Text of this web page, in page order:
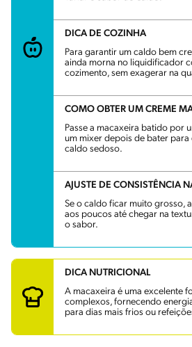
DICA DE COZINHA
Para garantir um caldo bem
ainda morna no liquidificador
cozimento, sem exagerar na
COMO OBTER UM CREME
Passe a macaxeira batido por
um mixer depois de bater
caldo sedoso.
AJUSTE DE CONSISTÊNCIA
Se o caldo ficar muito grosso,
aos poucos até chegar na
o sabor.
DICA NUTRICIONAL
A macaxeira é uma excelente
complexos, fornecendo
para dias mais frios ou